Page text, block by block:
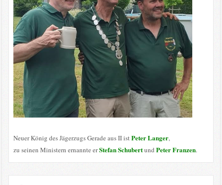
Neuer König des Jägerzugs Gerade aus II istPeter Langer,
zu seinen Ministern ernannte erStefan Schubertund Peter Franzen.